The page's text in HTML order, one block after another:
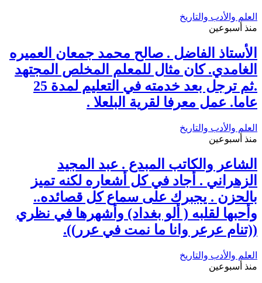
العلم والأدب والتاريخ
منذ أسبوعين
الأستاذ الفاضل . صالح محمد جمعان العميره
الغامدي. كان مثال للمعلم المخلص المجتهد
.ثم ترجل بعد خدمته في التعليم لمدة 25
عاما. عمل معرفا لقرية البلعلا .
العلم والأدب والتاريخ
منذ أسبوعين
الشاعر والكاتب المبدع . عبد المجيد
الزهراني . أجاد في كل أشعاره لكنه تميز
بالحزن . يجبرك على سماع كل قصائده..
وأحبها لقلبه ( ألو بغداد) وأشهرها في نظري
((تنام عرعر وانا ما نمت في عرر)).
العلم والأدب والتاريخ
منذ أسبوعين